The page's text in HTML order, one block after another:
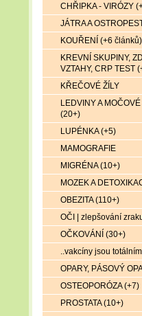
CHŘIPKA - VIRÓZY
JÁTRA A
KOUŘENÍ (+6 článků)
KREVNÍ SKUPINY,
VZTAHY, CRP TEST
KŘEČOVÉ ŽÍLY
LEDVINY A
(20+)
LUPÉNKA (+5)
MAMOGRAFIE
MIGRÉNA (10+)
MOZEK A
OBEZITA (110+)
OČI | zlepšování
OČKOVÁNÍ (30+)
..vakcíny jsou
OPARY, PÁSOVÝ
OSTEOPORÓZA (+7)
PROSTATA (10+)